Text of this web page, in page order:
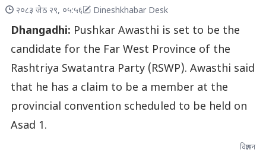
२०८३ जेठ २९, ०५:५६ Dineshkhabar Desk
Dhangadhi: Pushkar Awasthi is set to be the
candidate for the Far West Province of the
Rashtriya Swatantra Party (RSWP). Awasthi said
that he has a claim to be a member at the
provincial convention scheduled to be held on
Asad 1.
विज्ञापन